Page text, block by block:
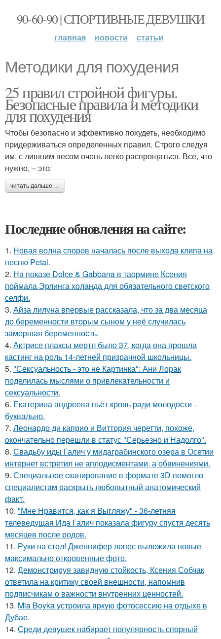
90-60-90 | СПОРТИВНЫЕ ДЕВУШКИ
главная новости статьи
Методики для похудения
25 правил стройной фигуры.
Безопасные правила и методики
для похудения
Чтобы безопасно и эффективно похудеть, необходимо
придерживаться определенных правил. Строго следуя
им, с лишним весом очень легко распрощаться. Все, что
нужно, – это:
читать дальше →
Последние обновления на сайте:
1. Новая волна споров началась после выхода клипа на
песню Petal.
2. На показе Dolce & Gabbana в таормине Ксения
поймала Эрлинга холанда для обязательного светского
селфи.
3. Айза лилуна впервые рассказала, что за два месяца
до беременности вторым сыном у неё случилась
замершая беременность.
4. Актрисе плаксы мертл было 37, когда она прошла
кастинг на роль 14-летней призрачной школьницы.
5. "Сексуальность - это не Картинка": Ани Лорак
поделилась мыслями о привлекательности и
сексуальности.
6. Екатерина андреева пьёт кровь ради молодости -
буквально.
7. Леонардо ди каприо и Виттория черетти, похоже,
окончательно перешли в статус "Серьезно и Надолго".
8. Свадьбу иды Галич у мидаграбинского озера в Осетии
интернет встретил не аплодисментами, а обвинениями.
9. Специальное сканирование в формате 3D помогло
специалистам раскрыть любопытный анатомический
факт.
10. "Мне Нравится, как я Выгляжу" - 36-летняя
телеведущая Ида Галич показала фигуру спустя десять
месяцев после родов.
11. Руки на стол! Дженнифер лопес выложила новые
максимально откровенные фото.
12. Демонстрируя завидную стойкость, Ксения Собчак
ответила на критику своей внешности, напомнив
подписчикам о важности внутренних ценностей.
13. Mia Boyka устроила яркую фотосессию на отдыхе в
Дубае.
14. Среди девушек набирает популярность спорный